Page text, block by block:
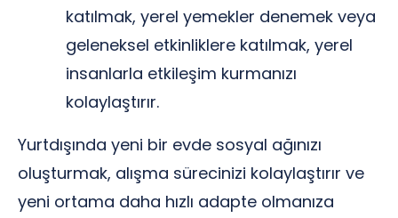
katılmak, yerel yemekler denemek veya
geleneksel etkinliklere katılmak, yerel
insanlarla etkileşim kurmanızı
kolaylaştırır.
Yurtdışında yeni bir evde sosyal ağınızı
oluşturmak, alışma sürecinizi kolaylaştırır ve
yeni ortama daha hızlı adapte olmanıza